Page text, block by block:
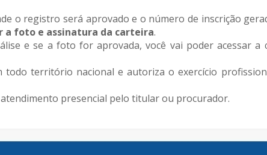
o registro será aprovado e o número de inscrição
a foto e assinatura da carteira.
e se a foto for aprovada, você vai poder acessar a
todo território nacional e autoriza o exercício
presencial pelo titular ou procurador.